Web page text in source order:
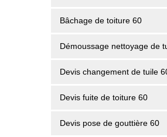
Bâchage de toiture 60
Démoussage nettoyage de
Devis changement de tuile
Devis fuite de toiture 60
Devis pose de gouttière 60